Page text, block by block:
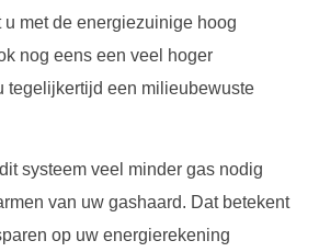
met de energiezuinige hoog
nog eens een veel hoger
tegelijkertijd een milieubewuste
systeem veel minder gas nodig
van uw gashaard. Dat betekent
op uw energierekening